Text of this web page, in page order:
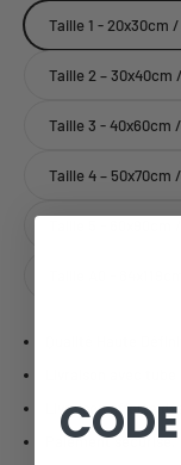
Taille 1 - 20x30cm
Taille 2 – 30x40cm
Taille 3 - 40x60cm
Taille 4 – 50x70cm
Livraison offerte
Paiement sécurisé.